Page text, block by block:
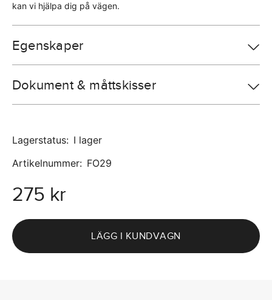
kan vi hjälpa dig på vägen.
Egenskaper
Dokument & måttskisser
Lagerstatus: I lager
Artikelnummer: FO29
275 kr
LÄGG I KUNDVAGN